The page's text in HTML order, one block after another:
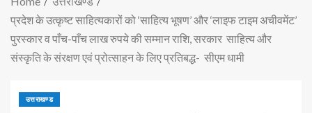
प्रदेश के उत्कृष्ट साहित्यकारों को ‘साहित्य भूषण’ और ‘लाइफ टाइम अचीवमेंट’
पुरस्कार व पाँच-पाँच लाख रुपये की सम्मान राशि, सरकार साहित्य और
संस्कृति के संरक्षण एवं प्रोत्साहन के लिए प्रतिबद्ध- सीएम धामी
उत्तराखण्ड